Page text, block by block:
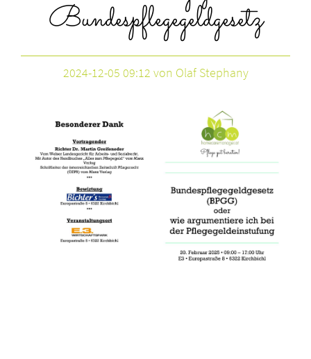
Bundespflegegeldgesetz
2024-12-05 09:12 von Olaf Stephany